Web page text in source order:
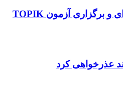
راه‌اندازی رشته کره‌ای و برگزاری آزمون TOPIK
عذرخواهی کرد